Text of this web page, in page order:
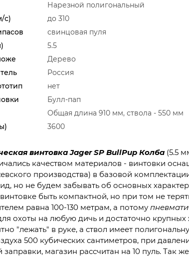
Нарезной полигональный
с)
до 310
свинцовая пуля
5.5
Дерево
Россия
нет
Булл-пап
Общая длина 910 мм, ствола - 550 мм
3600
винтовка Jager SP BullPup Колба (5.5
качеством материалов - винтовки
производства) в базовой
но не будем забывать об основных
быть компактной, но при том не
равна 100-130 метрам, а потому
охоты на любую дичь и достаточно
"лежать" в руке, а ствол имеет
500 кубических сантиметров, при
магазин рассчитан на 10 пуль. Так